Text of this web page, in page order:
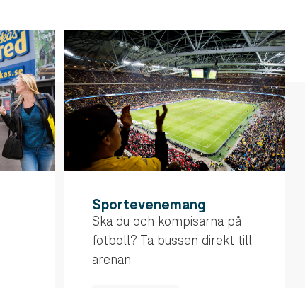
Sportevenemang
Ska du och kompisarna på
fotboll? Ta bussen direkt till
arenan.